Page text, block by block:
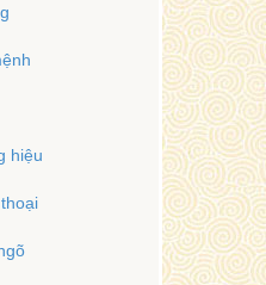
hiệu